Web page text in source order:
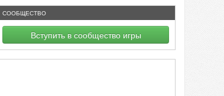
СООБЩЕСТВО
Вступить в сообщество игры